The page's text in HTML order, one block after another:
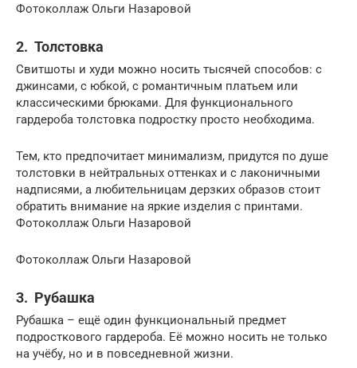
Фотоколлаж Ольги Назаровой
2. Толстовка
Свитшоты и худи можно носить тысячей способов: с
джинсами, с юбкой, с романтичным платьем или
классическими брюками. Для функционального
гардероба толстовка подростку просто необходима.
Тем, кто предпочитает минимализм, придутся по душе
толстовки в нейтральных оттенках и с лаконичными
надписями, а любительницам дерзких образов стоит
обратить внимание на яркие изделия с принтами.
Фотоколлаж Ольги Назаровой
Фотоколлаж Ольги Назаровой
3. Рубашка
Рубашка – ещё один функциональный предмет
подросткового гардероба. Её можно носить не только
на учёбу, но и в повседневной жизни.